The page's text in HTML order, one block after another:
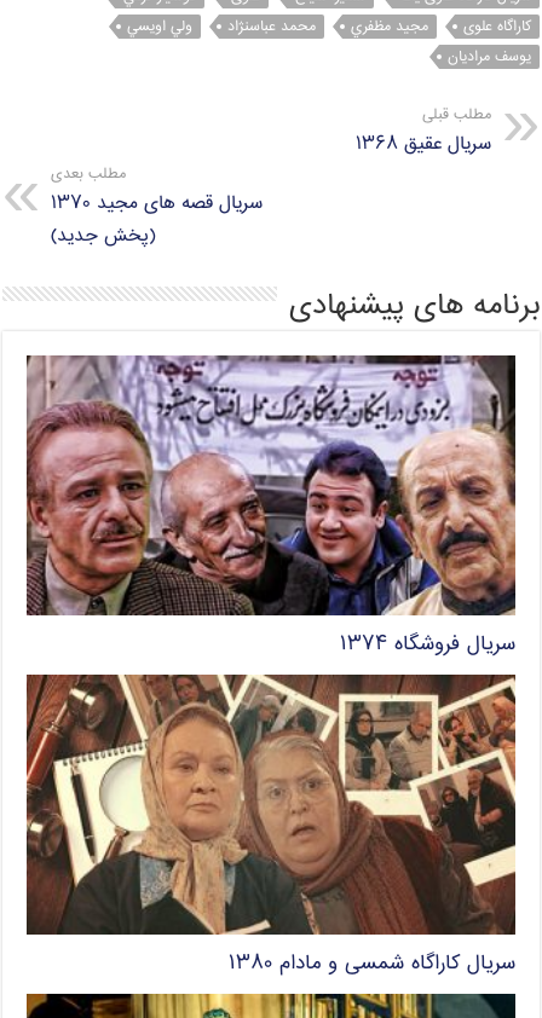
کاراگاه علوی
مجيد مظفري محمد عباسنژاد
ولي اويسي
يوسف مراديان
مطلب قبلی
سریال عقیق ۱۳۶۸
مطلب بعدی
سریال قصه های مجید ۱۳۷۰
(پخش جدید)
برنامه های پیشنهادی
سریال فروشگاه ۱۳۷۴
سریال کاراگاه شمسی و مادام ۱۳۸۰